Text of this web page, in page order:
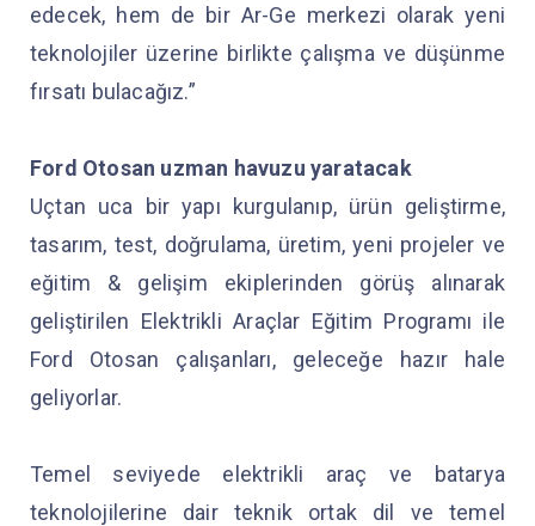
edecek, hem de bir Ar-Ge merkezi olarak yeni
teknolojiler üzerine birlikte çalışma ve düşünme
fırsatı bulacağız.”
Ford Otosan uzman havuzu yaratacak
Uçtan uca bir yapı kurgulanıp, ürün geliştirme,
tasarım, test, doğrulama, üretim, yeni projeler ve
eğitim & gelişim ekiplerinden görüş alınarak
geliştirilen Elektrikli Araçlar Eğitim Programı ile
Ford Otosan çalışanları, geleceğe hazır hale
geliyorlar.
Temel seviyede elektrikli araç ve batarya
teknolojilerine dair teknik ortak dil ve temel